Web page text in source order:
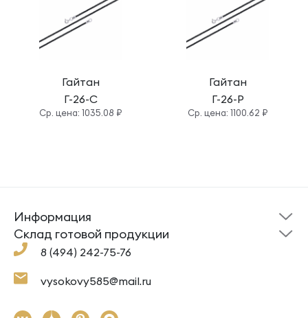
Гайтан
Г-26-С
Cр. цена: 1035.08 ₽
Гайтан
Г-26-Р
Cр. цена: 1100.62 ₽
8 (494) 242-75-76
vysokovy585@mail.ru
Информация
Склад готовой
продукции
Под заказ
О компании
Как заказать
Помощь
Cклад готовой продукции
Кресты
Кольца
Подвески
Ложки
Крестильные наборы